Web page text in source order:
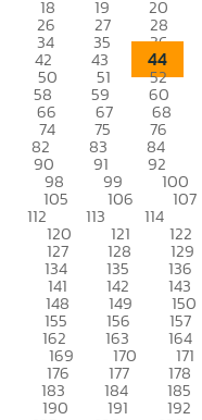
18 19 20
26 27 28
34 35 36
42 43 44
50 51 52
58 59 60
66 67 68
74 75 76
82 83 84
90 91 92
98 99 100
105 106 107
112 113 114
120 121 122
127 128 129
134 135 136
141 142 143
148 149 150
155 156 157
162 163 164
169 170 171
176 177 178
183 184 185
190 191 192